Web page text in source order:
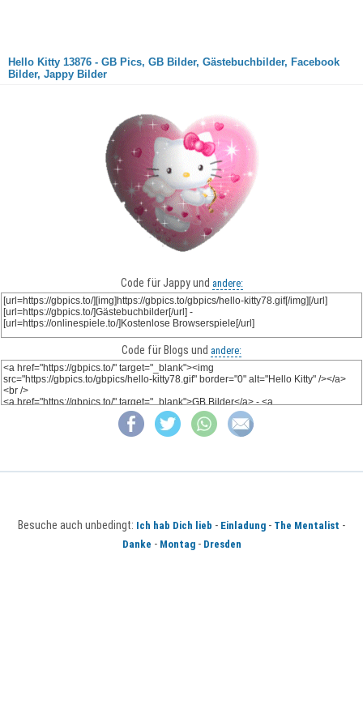
Hello Kitty 13876 - GB Pics, GB Bilder, Gästebuchbilder, Facebook
Bilder, Jappy Bilder
Code für Jappy und andere:
Code für Blogs und andere:
Besuche auch unbedingt: Ich hab Dich lieb - Einladung - The Mentalist -
Danke - Montag- Dresden